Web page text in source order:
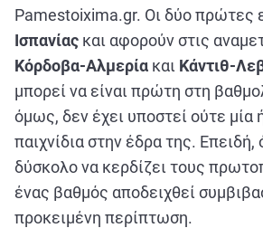
Pamestoixima.gr. Οι δύο πρώτες
Ισπανίας και αφορούν στις
Κόρδοβα-Αλμερία και Κάντιθ-
μπορεί να είναι πρώτη στη
όμως, δεν έχει υποστεί ούτε μία
παιχνίδια στην έδρα της.
δύσκολο να κερδίζει τους
ένας βαθμός αποδειχθεί
προκειμένη περίπτωση.